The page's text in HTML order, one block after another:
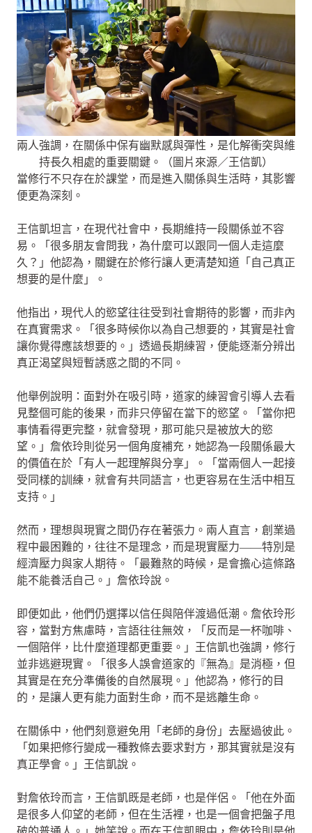
兩人強調，在關係中保有幽默感與彈性，是化解衝突與維
持長久相處的重要關鍵。（圖片來源／王信凱）
當修行不只存在於課堂，而是進入關係與生活時，其影響
便更為深刻。
王信凱坦言，在現代社會中，長期維持一段關係並不容
易。「很多朋友會問我，為什麼可以跟同一個人走這麼
久？」他認為，關鍵在於修行讓人更清楚知道「自己真正
想要的是什麼」。
他指出，現代人的慾望往往受到社會期待的影響，而非內
在真實需求。「很多時候你以為自己想要的，其實是社會
讓你覺得應該想要的。」透過長期練習，便能逐漸分辨出
真正渴望與短暫誘惑之間的不同。
他舉例說明：面對外在吸引時，道家的練習會引導人去看
見整個可能的後果，而非只停留在當下的慾望。「當你把
事情看得更完整，就會發現，那可能只是被放大的慾
望。」詹依玲則從另一個角度補充，她認為一段關係最大
的價值在於「有人一起理解與分享」。「當兩個人一起接
受同樣的訓練，就會有共同語言，也更容易在生活中相互
支持。」
然而，理想與現實之間仍存在著張力。兩人直言，創業過
程中最困難的，往往不是理念，而是現實壓力——特別是
經濟壓力與家人期待。「最難熬的時候，是會擔心這條路
能不能養活自己。」詹依玲說。
即便如此，他們仍選擇以信任與陪伴渡過低潮。詹依玲形
容，當對方焦慮時，言語往往無效，「反而是一杯咖啡、
一個陪伴，比什麼道理都更重要。」王信凱也強調，修行
並非逃避現實。「很多人誤會道家的『無為』是消極，但
其實是在充分準備後的自然展現。」他認為，修行的目
的，是讓人更有能力面對生命，而不是逃離生命。
在關係中，他們刻意避免用「老師的身份」去壓過彼此。
「如果把修行變成一種教條去要求對方，那其實就是沒有
真正學會。」王信凱說。
對詹依玲而言，王信凱既是老師，也是伴侶。「他在外面
是很多人仰望的老師，但在生活裡，也是一個會把盤子甩